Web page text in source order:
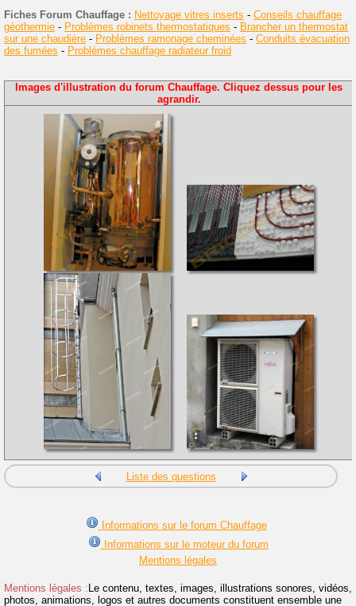
Fiches Forum Chauffage : Nettoyage vitres inserts - Conseils chauffage
géothermie - Problèmes robinets thermostatiques - Brancher un thermostat
sur une chaudière - Problèmes ramonage cheminées - Conduits évacuation
des fumées - Problèmes chauffage radiateur froid
Images d'illustration du forum Chauffage. Cliquez dessus pour les
agrandir.
Liste des questions
Informations sur le forum Chauffage
Informations sur le moteur du forum
Mentions légales
Mentions légales : Le contenu, textes, images, illustrations sonores, vidéos,
photos, animations, logos et autres documents constituent ensemble une